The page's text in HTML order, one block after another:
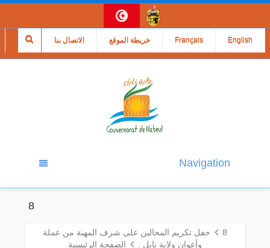
الاتصال بنا خريطة الموقع Français English
Navigation
8
8
حفل تكريم المحالين على شرف المهنة من عملة
وأعوان ولاية نابل .
الصفحة الرئيسية